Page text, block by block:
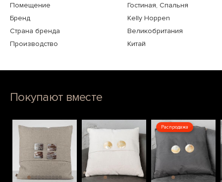
Помещение
Гостиная, Спальня
Бренд
Kelly Hoppen
Страна бренда
Великобритания
Производство
Китай
Покупают вместе
Распродажа